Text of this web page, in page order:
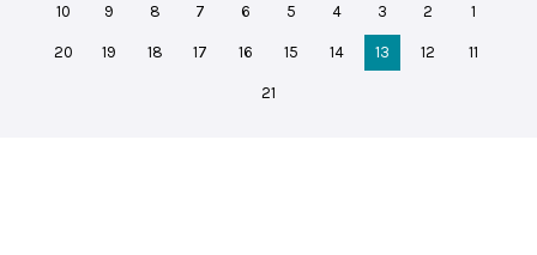
1
2
3
4
5
6
7
8
9
10
11
12
13
14
15
16
17
18
19
20
21